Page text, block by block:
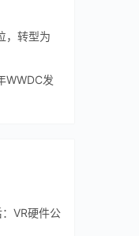
，转型为
WWDC发
VR硬件公